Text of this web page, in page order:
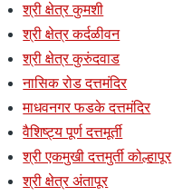
श्री क्षेत्र कुमशी
श्री क्षेत्र कर्दळीवन
श्री क्षेत्र कुरुंदवाड
नासिक रोड दत्तमंदिर
माधवनगर फडके दत्तमंदिर
वैशिष्ट्य पूर्ण दत्तमूर्ती
श्री एकमुखी दत्तमुर्ती कोल्हापूर
श्री क्षेत्र अंतापूर